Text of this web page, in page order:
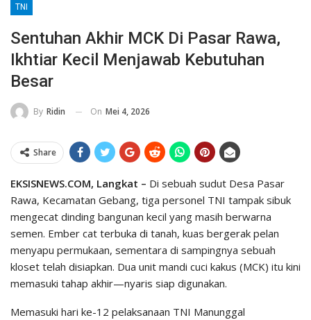
TNI
Sentuhan Akhir MCK Di Pasar Rawa,
Ikhtiar Kecil Menjawab Kebutuhan
Besar
By Ridin On Mei 4, 2026
Share
EKSISNEWS.COM, Langkat – Di sebuah sudut Desa Pasar
Rawa, Kecamatan Gebang, tiga personel TNI tampak sibuk
mengecat dinding bangunan kecil yang masih berwarna
semen. Ember cat terbuka di tanah, kuas bergerak pelan
menyapu permukaan, sementara di sampingnya sebuah
kloset telah disiapkan. Dua unit mandi cuci kakus (MCK) itu kini
memasuki tahap akhir—nyaris siap digunakan.
Memasuki hari ke-12 pelaksanaan TNI Manunggal